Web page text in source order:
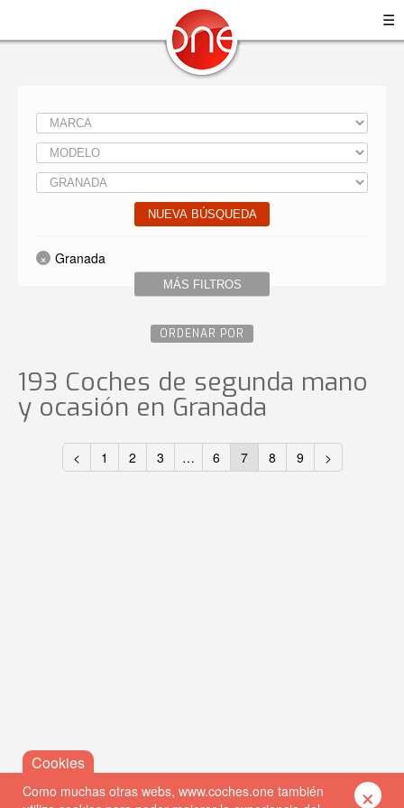
☰
NUEVA BÚSQUEDA
MÁS FILTROS
Granada
ORDENAR POR
193 Coches de segunda mano
y ocasión en Granada
< 1 2 3 … 6 7 8 9 >
Como muchas otras webs, www.coches.one también
×